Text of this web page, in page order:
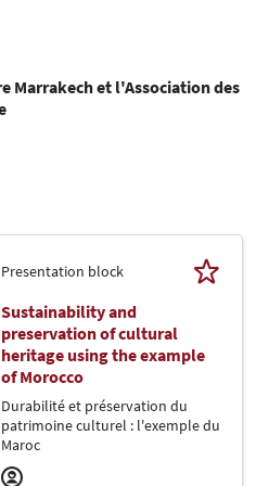
Marrakech et l'Association des
Presentation block
Sustainability and
preservation of cultural
heritage using the example
of Morocco
Durabilité et préservation du
patrimoine culturel : l'exemple du
Maroc